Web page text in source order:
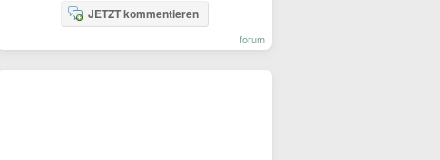
JETZT kommentieren
forum